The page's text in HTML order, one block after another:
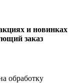
и новинках
заказ
обработку